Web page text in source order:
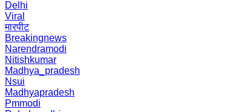
Delhi
Viral
मारपीट
Breakingnews
Narendramodi
Nitishkumar
Madhya_pradesh
Nsui
Madhyapradesh
Pmmodi